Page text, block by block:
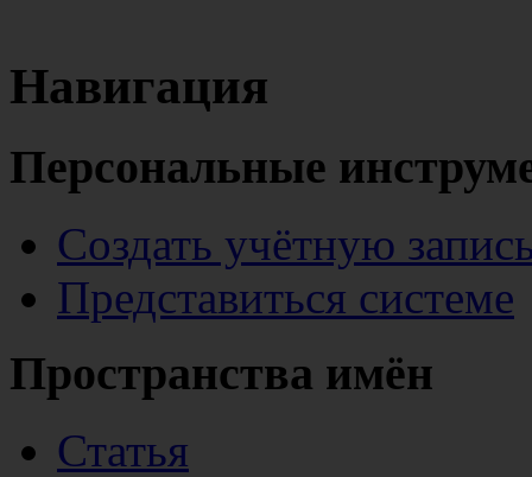
Навигация
Персональные
Создать учётную
Представиться системе
Пространства имён
Статья